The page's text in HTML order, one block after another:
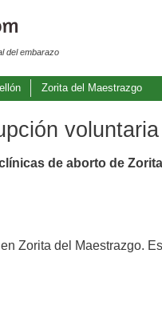
del embarazo
Zorita del Maestrazgo
de aborto de
Zorita del Maestrazgo.